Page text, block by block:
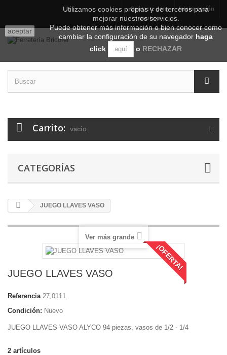
Iniciar sesión
Contacte con
nosotros
Carrito: vacío
CATEGORÍAS
JUEGO LLAVES VASO
¡OFERTA!
Ver más grande
JUEGO LLAVES VASO
Referencia 27,0111
Condición: Nuevo
JUEGO LLAVES VASO ALYCO 94 piezas, vasos de 1/2 - 1/4
2 artículos
aceptar
Utilizamos cookies propias y de terceros para
mejorar nuestros servicios.
Puede obtener más información o bien conocer como
cambiar la configuración de su navegador haga
click
aquí o RECHAZAR